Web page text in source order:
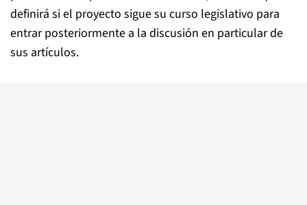
definirá si el proyecto sigue su curso legislativo para
entrar posteriormente a la discusión en particular de
sus artículos.